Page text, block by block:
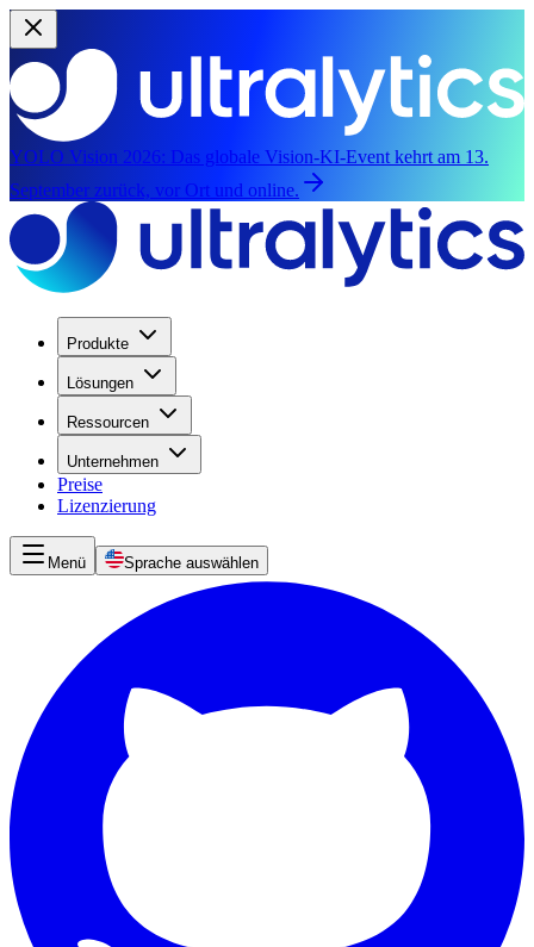
YOLO Vision 2026: Das globale Vision-KI-Event kehrt am 13.
September zurück, vor Ort und online.
Produkte
Lösungen
Ressourcen
Unternehmen
Preise
Lizenzierung
Menü Sprache auswählen